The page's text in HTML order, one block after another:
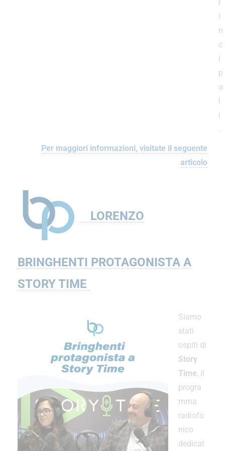
r
i
n
c
i
p
a
l
i
Per maggiori informazioni, visitate il seguente
articolo
LORENZO
BRINGHENTI PROTAGONISTA A
STORY TIME
Siamo
stati
ospiti di
Story
Time, il
progra
mma
radiofo
nico
dedicat